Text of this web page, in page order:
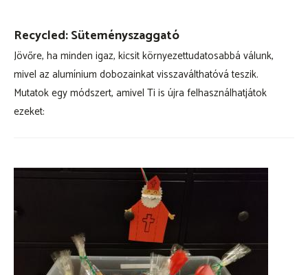
Recycled: Süteményszaggató
Jövőre, ha minden igaz, kicsit környezettudatosabbá válunk,
mivel az alumínium dobozainkat visszaválthatóvá teszik.
Mutatok egy módszert, amivel Ti is újra felhasználhatjátok
ezeket: